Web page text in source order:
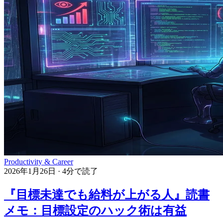
Productivity & Career
2026年1月26日 · 4分で読了
『目標未達でも給料が上がる人』読書
メモ：目標設定のハック術は有益